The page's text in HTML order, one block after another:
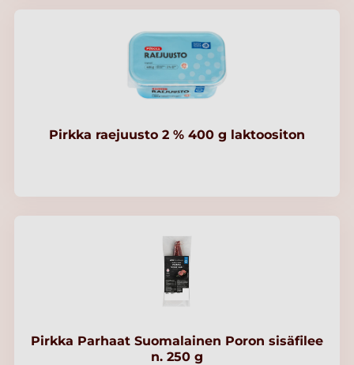
Pirkka raejuusto 2 % 400 g laktoositon
Pirkka Parhaat Suomalainen Poron sisäfilee
n. 250 g